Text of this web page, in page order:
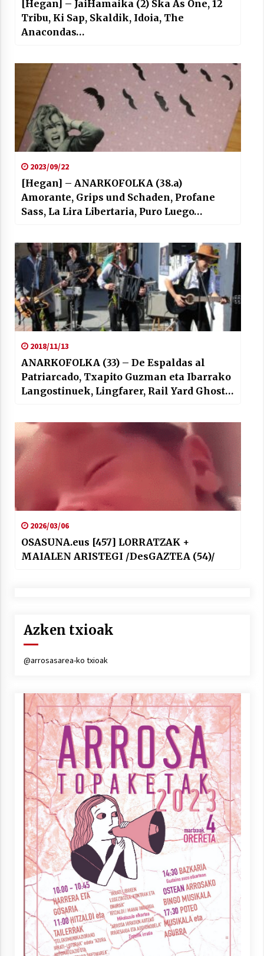
[Hegan] – JaiHamaika (2) Ska As One, 12
Tribu, Ki Sap, Skaldik, Idoia, The
Anacondas…
2023/09/22
[Hegan] – ANARKOFOLKA (38.a)
Amorante, Grips und Schaden, Profane
Sass, La Lira Libertaria, Puro Luego…
2018/11/13
ANARKOFOLKA (33) – De Espaldas al
Patriarcado, Txapito Guzman eta Ibarrako
Langostinuek, Lingfarer, Rail Yard Ghosts,
2026/03/06
OSASUNA.eus [457] LORRATZAK +
MAIALEN ARISTEGI /DesGAZTEA (54)/
Azken txioak
@arrosasarea-ko txioak